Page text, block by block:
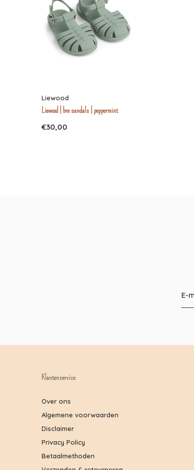
Liewood
Liewood | bre sandals | peppermint
€30,00
Klantenservice
Over ons
Algemene voorwaarden
Disclaimer
Privacy Policy
Betaalmethoden